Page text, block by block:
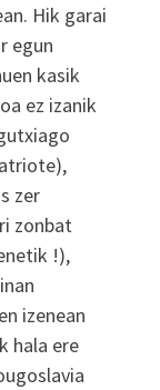
Hik garai
egun
kasik
ez izanik
zer
zonbat
!),
izenean
hala ere